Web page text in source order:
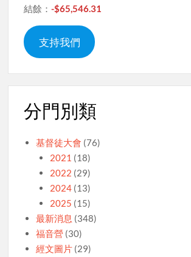
結餘：-$65,546.31
支持我們
分門別類
基督徒大會 (76)
2021 (18)
2022 (29)
2024(13)
2025 (15)
最新消息 (348)
福音營 (30)
經文圖片 (29)